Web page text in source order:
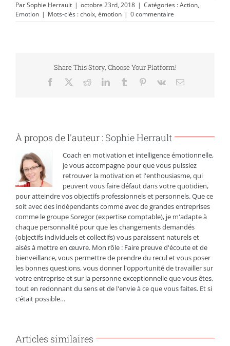
ParSophie Herrault | octobre 23rd, 2018 | Catégories :Action,
Emotion | Mots-clés :choix, émotion | 0 commentaire
Share This Story, Choose Your Platform!
Facebook RedditLinkedInTumblr Pinterest
Vk Email
À propos de l'auteur : Sophie Herrault
Coach en motivation et intelligence émotionnelle,
je vous accompagne pour que vous puissiez
retrouver la motivation et l'enthousiasme, qui
peuvent vous faire défaut dans votre quotidien,
pour atteindre vos objectifs professionnels et personnels. Que ce
soit avec des indépendants comme avec de grandes entreprises
comme le groupe Soregor (expertise comptable), je m'adapte à
chaque personnalité pour que les changements demandés
(objectifs individuels et collectifs) vous paraissent naturels et
aisés à mettre en œuvre. Mon rôle : Faire preuve d'écoute et de
bienveillance, vous permettre de prendre du recul et vous poser
les bonnes questions, vous donner l'opportunité de travailler sur
votre entreprise et sur la personne exceptionnelle que vous êtes,
tout en redonnant du sens et de l'envie à ce que vous faites. Et si
c’était possible…
Articles similaires